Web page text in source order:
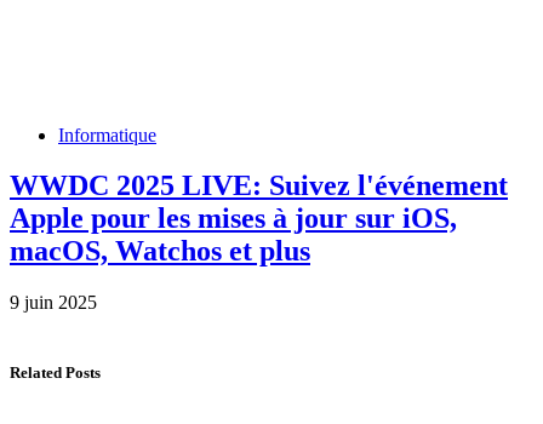
Informatique
WWDC 2025 LIVE: Suivez l'événement
Apple pour les mises à jour sur iOS,
macOS, Watchos et plus
9 juin 2025
Related Posts